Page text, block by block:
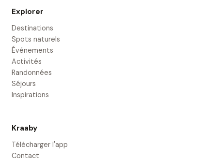
Explorer
Destinations
Spots naturels
Événements
Activités
Randonnées
Séjours
Inspirations
Kraaby
Télécharger l'app
Contact